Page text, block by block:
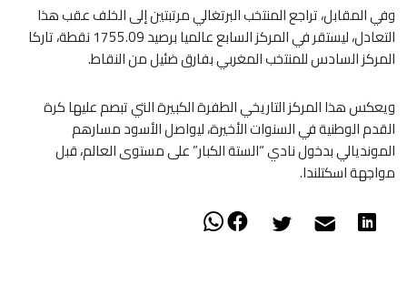
​وفي المقابل، تراجع المنتخب البرتغالي مرتبتين إلى الخلف عقب هذا
التعادل، ليستقر في المركز السابع عالميا برصيد 1755.09 نقطة، تاركا
المركز السادس للمنتخب المغربي بفارق ضئيل من النقاط.
​ويعكس هذا المركز التاريخي الطفرة الكبيرة التي تبصم عليها كرة
القدم الوطنية في السنوات الأخيرة، ليواصل الأسود مسارهم
المونديالي بدخول نادي “الستة الكبار” على مستوى العالم، قبل
مواجهة اسكتلندا.